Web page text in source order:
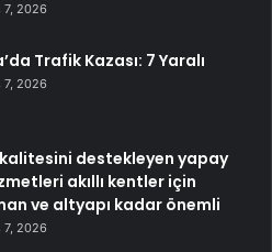
7, 2026
Trafik Kazası: 7 Yaralı
7, 2026
destekleyen yapay
akıllı kentler için
ve altyapı kadar önemli
7, 2026